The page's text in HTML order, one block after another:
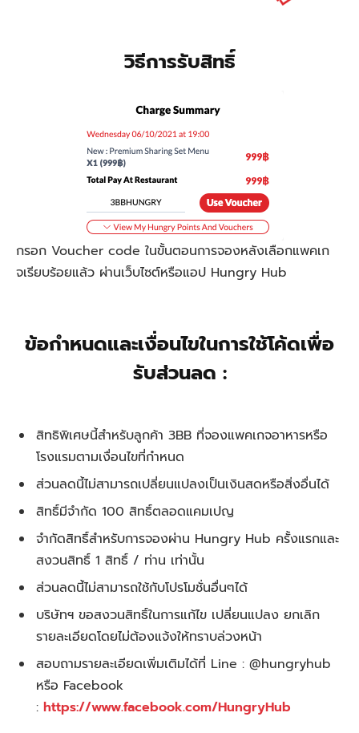
วิธีการรับสิทธิ์
กรอก Voucher code ในขั้นตอนการจองหลังเลือกแพคเก
จเรียบร้อยแล้ว ผ่านเว็บไซต์หรือแอป Hungry Hub
ข้อกำหนดและเงื่อนไขในการใช้โค้ดเพื่อ
รับส่วนลด :
สิทธิพิเศษนี้สำหรับลูกค้า 3BB ที่จองแพคเกจอาหารหรือ
โรงแรมตามเงื่อนไขที่กำหนด
ส่วนลดนี้ไม่สามารถเปลี่ยนแปลงเป็นเงินสดหรือสิ่งอื่นได้
สิทธิ์มีจำกัด 100 สิทธิ์ตลอดแคมเปญ
จำกัดสิทธิ์สำหรับการจองผ่าน Hungry Hub ครั้งแรกและ
สงวนสิทธิ์ 1 สิทธิ์ / ท่าน เท่านั้น
ส่วนลดนี้ไม่สามารถใช้กับโปรโมชั่นอื่นๆได้
บริษัทฯ ขอสงวนสิทธิ์ในการแก้ไข เปลี่ยนแปลง ยกเลิก
รายละเอียดโดยไม่ต้องแจ้งให้ทราบล่วงหน้า
สอบถามรายละเอียดเพิ่มเติมได้ที่ Line : @hungryhub
หรือ Facebook
: https://www.facebook.com/HungryHub